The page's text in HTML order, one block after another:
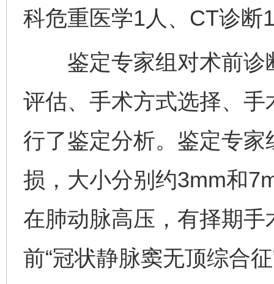
科危重医学1人、CT诊断
鉴定专家组对术前诊
评估、手术方式选择、
行了鉴定分析。鉴定专
损，大小分别约3mm和
在肺动脉高压，有择期
前“冠状静脉窦无顶综合